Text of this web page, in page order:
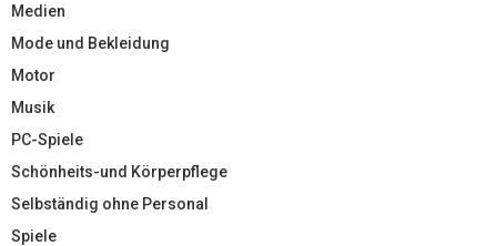
Medien
Mode und Bekleidung
Motor
Musik
PC-Spiele
Schönheits-und Körperpflege
Selbständig ohne Personal
Spiele